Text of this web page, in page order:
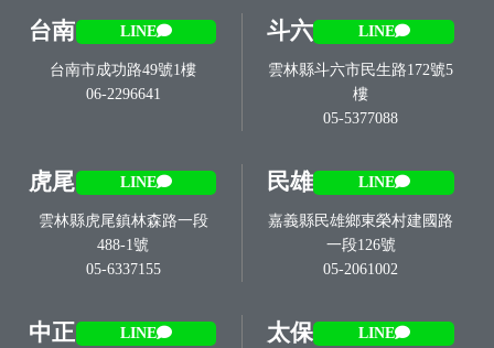
台南 LINE
台南市成功路49號1樓
06-2296641
斗六 LINE
雲林縣斗六市民生路172號5
樓
05-5377088
虎尾 LINE
雲林縣虎尾鎮林森路一段
488-1號
05-6337155
民雄 LINE
嘉義縣民雄鄉東榮村建國路
一段126號
05-2061002
中正 LINE 太保 LINE